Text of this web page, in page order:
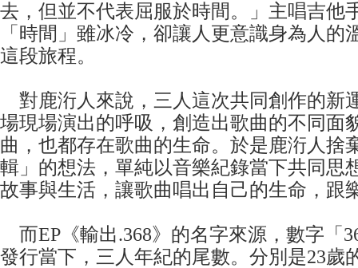
去，但並不代表屈服於時間。」主唱吉他
「時間」雖冰冷，卻讓人更意識身為人的
這段旅程。
對鹿洐人來說，三人這次共同創作的新
場現場演出的呼吸，創造出歌曲的不同面
曲，也都存在歌曲的生命。於是鹿洐人捨
輯」的想法，單純以音樂紀錄當下共同思
故事與生活，讓歌曲唱出自己的生命，跟
而EP《輸出.368》的名字來源，數字「
發行當下，三人年紀的尾數。分別是23歲